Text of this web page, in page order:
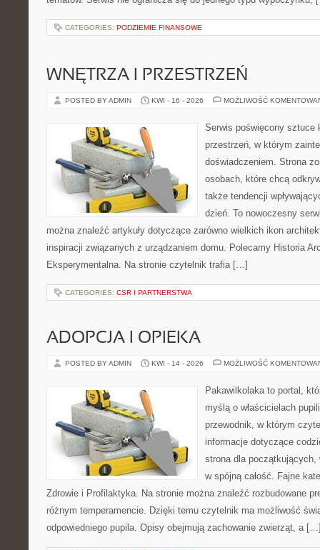
CATEGORIES: PODZIEMIE FINANSOWE
WNĘTRZA I PRZESTRZEŃ
POSTED BY ADMIN KWI - 16 - 2026 MOŻLIWOŚĆ
Serwis poświęcony sztuce
przestrzeń, w którym
doświadczeniem. Strona
osobach, które chcą
także tendencji
dzień. To nowoczesny
można znaleźć artykuły dotyczące zarówno wielkich ikon
inspiracji związanych z urządzaniem domu. Polecamy Historia
Eksperymentalna. Na stronie czytelnik trafia […]
CATEGORIES: CSR I PARTNERSTWA
ADOPCJA I OPIEKA
POSTED BY ADMIN KWI - 14 - 2026 MOŻLIWOŚĆ
Pakawilkolaka to portal,
myślą o właścicielach
przewodnik, w którym
informacje dotyczące
strona dla początkujących,
w spójną całość. Fajne
Zdrowie i Profilaktyka. Na stronie można znaleźć rozbudowane
różnym temperamencie. Dzięki temu czytelnik ma możliwość
odpowiedniego pupila. Opisy obejmują zachowanie zwierząt, a